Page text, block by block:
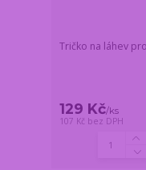
Tričko na láhev
129 Kč/ks
107 Kč bez DPH